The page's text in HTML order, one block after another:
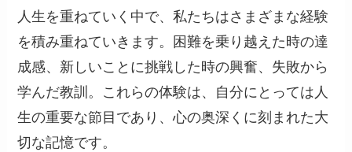
人生を重ねていく中で、私たちはさまざまな経験
を積み重ねていきます。困難を乗り越えた時の達
成感、新しいことに挑戦した時の興奮、失敗から
学んだ教訓。これらの体験は、自分にとっては人
生の重要な節目であり、心の奥深くに刻まれた大
切な記憶です。